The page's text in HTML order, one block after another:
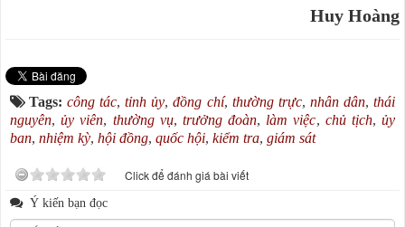
Huy Hoàng
Tags:công tác,tỉnh ủy,đồng chí, thường trực, nhân dân,thái
nguyên,ủy viên, thường vụ, trưởng đoàn, làm việc, chủ tịch,ủy
ban, nhiệm kỳ, hội đồng, quốc hội, kiểm tra, giám sát
Click để đánh giá bài viết
Ý kiến bạn đọc